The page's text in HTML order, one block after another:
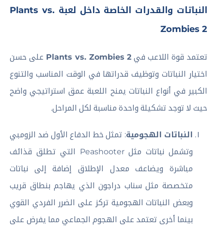
النباتات والقدرات الخاصة داخل لعبة Plants vs.
Zombies 2
تعتمد قوة اللاعب في Plants vs. Zombies 2 على حسن
اختيار النباتات وتوظيف قدراتها في الوقت المناسب والتنوع
الكبير في أنواع النباتات يمنح اللعبة عمق استراتيجي واضح
حيث لا توجد تشكيلة واحدة مناسبة لكل المراحل.
النباتات الهجومية: تمثل خط الدفاع الأول ضد الزومبي
وتشمل نباتات مثل Peashooter التي تطلق قذائف
مباشرة ويضاعف معدل الإطلاق إضافة إلى نباتات
متخصصة مثل سناب دراجون الذي يهاجم بنطاق قريب
وبعض النباتات الهجومية تركز على الضرر الفردي القوي
بينما أخرى تعتمد على الهجوم الجماعي مما يفرض على